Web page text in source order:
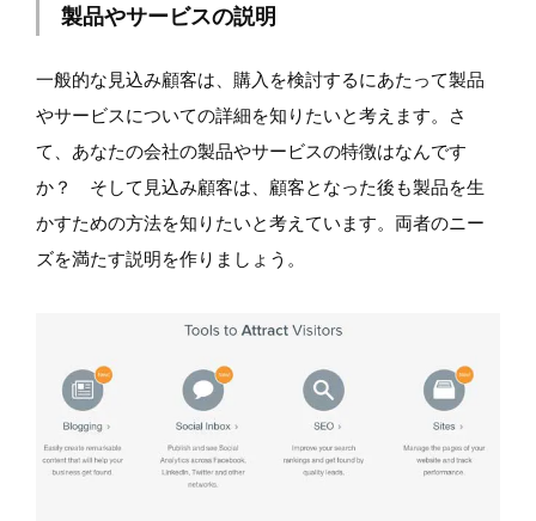
製品やサービスの説明
一般的な見込み顧客は、購入を検討するにあたって製品
やサービスについての詳細を知りたいと考えます。さ
て、あなたの会社の製品やサービスの特徴はなんです
か？ そして見込み顧客は、顧客となった後も製品を生
かすための方法を知りたいと考えています。両者のニー
ズを満たす説明を作りましょう。